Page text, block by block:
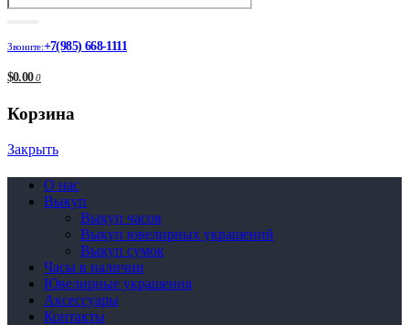
Звоните:+7(985) 668-1111
$0.00 0
Корзина
Закрыть
О нас
Выкуп
Выкуп часов
Выкуп ювелирных украшений
Выкуп сумок
Часы в наличии
Ювелирные украшения
Аксессуары
Контакты